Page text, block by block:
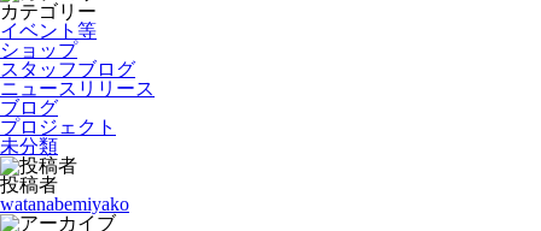
カテゴリー
イベント等
ショップ
スタッフブログ
ニュースリリース
ブログ
プロジェクト
未分類
投稿者
watanabemiyako